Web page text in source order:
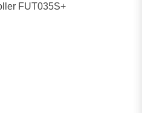
FUT035S+